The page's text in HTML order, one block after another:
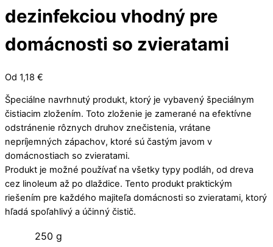
dezinfekciou vhodný pre
domácnosti so zvieratami
Od 1,18 €
Špeciálne navrhnutý produkt, ktorý je vybavený špeciálnym
čistiacim zložením. Toto zloženie je zamerané na efektívne
odstránenie rôznych druhov znečistenia, vrátane
nepríjemných zápachov, ktoré sú častým javom v
domácnostiach so zvieratami.
Produkt je možné používať na všetky typy podláh, od dreva
cez linoleum až po dlaždice. Tento produkt praktickým
riešením pre každého majiteľa domácnosti so zvieratami, ktorý
hľadá spoľahlivý a účinný čistič.
250 g